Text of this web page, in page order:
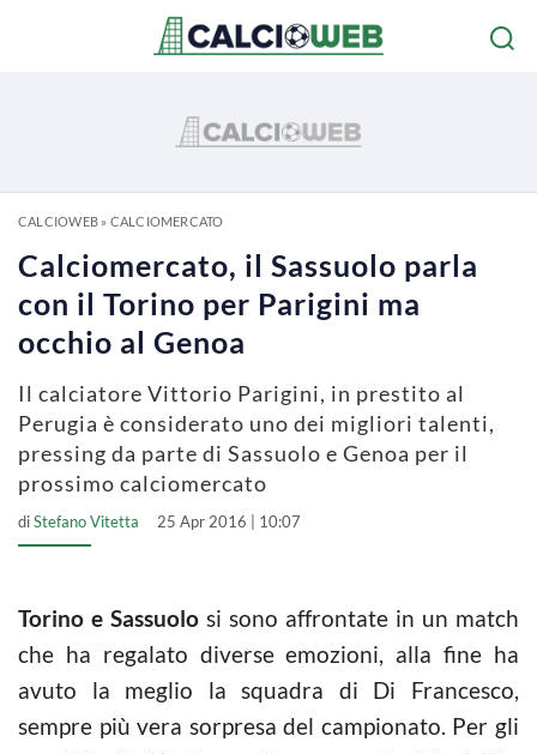
CALCIOWEB» CALCIOMERCATO
Calciomercato, il Sassuolo parla
con il Torino per Parigini ma
occhio al Genoa
Il calciatore Vittorio Parigini, in prestito al
Perugia è considerato uno dei migliori talenti,
pressing da parte di Sassuolo e Genoa per il
prossimo calciomercato
diStefano Vitetta 25 Apr 2016 | 10:07
Torino e Sassuolo si sono affrontate in un match
che ha regalato diverse emozioni, alla fine ha
avuto la meglio la squadra di Di Francesco,
sempre più vera sorpresa del campionato. Per gli